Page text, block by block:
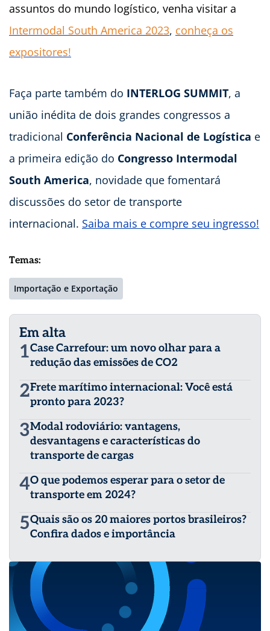
assuntos do mundo logístico, venha visitar a
Intermodal South America 2023, conheça os
expositores!
Faça parte também do INTERLOG SUMMIT, a
união inédita de dois grandes congressos a
tradicional Conferência Nacional de Logística e
a primeira edição do Congresso Intermodal
South America, novidade que fomentará
discussões do setor de transporte
internacional. Saiba mais e compre seu ingresso!
Temas:
Importação e Exportação
Em alta
1Case Carrefour: um novo olhar para a
redução das emissões de CO2
2Frete marítimo internacional: Você está
pronto para 2023?
3Modal rodoviário: vantagens,
desvantagens e características do
transporte de cargas
4O que podemos esperar para o setor de
transporte em 2024?
5Quais são os 20 maiores portos brasileiros?
Confira dados e importância